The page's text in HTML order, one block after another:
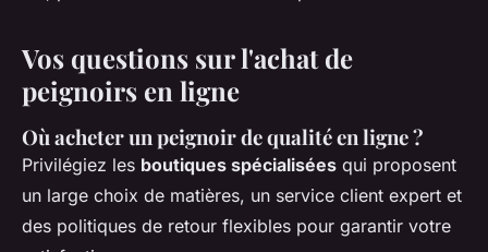
Vos questions sur l'achat de
peignoirs en ligne
Où acheter un peignoir de qualité en ligne ?
Privilégiez les boutiques spécialisées qui proposent
un large choix de matières, un service client expert et
des politiques de retour flexibles pour garantir votre